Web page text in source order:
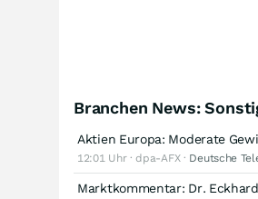
Branchen News:
Aktien Europa: Moderate
12:01 Uhr · dpa-AFX · Deutsche
Marktkommentar: Dr.